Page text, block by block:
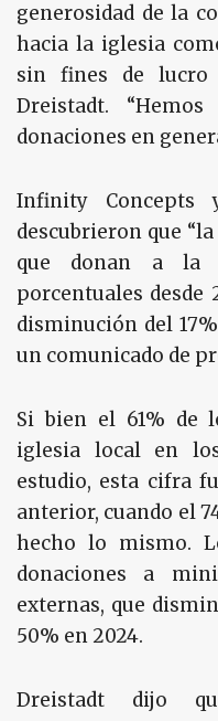
generosidad de la
hacia la iglesia
sin fines de lucro
Dreistadt.
donaciones en
Infinity Concepts
descubrieron que
que donan a la
porcentuales desde
disminución del
un comunicado de
Si bien el 61% de
iglesia local en
estudio, esta cifra
anterior, cuando el
hecho lo mismo.
donaciones a
externas, que
50% en 2024.
Dreistadt dijo